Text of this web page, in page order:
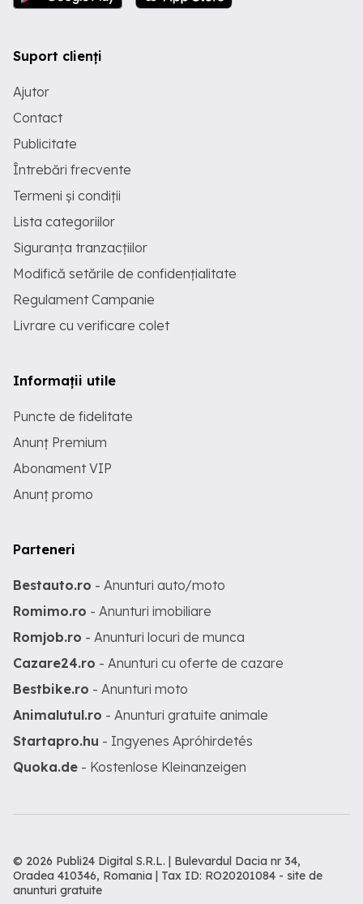
Suport clienți
Ajutor
Contact
Publicitate
Întrebări frecvente
Termeni și condiții
Lista categoriilor
Siguranța tranzacțiilor
Modifică setările de confidențialitate
Regulament Campanie
Livrare cu verificare colet
Informații utile
Puncte de fidelitate
Anunț Premium
Abonament VIP
Anunț promo
Parteneri
Bestauto.ro - Anunturi auto/moto
Romimo.ro - Anunturi imobiliare
Romjob.ro - Anunturi locuri de munca
Cazare24.ro - Anunturi cu oferte de cazare
Bestbike.ro - Anunturi moto
Animalutul.ro - Anunturi gratuite animale
Startapro.hu - Ingyenes Apróhirdetés
Quoka.de - Kostenlose Kleinanzeigen
© 2026 Publi24 Digital S.R.L. | Bulevardul Dacia nr 34,
Oradea 410346, Romania | Tax ID: RO20201084 - site de
anunturi gratuite